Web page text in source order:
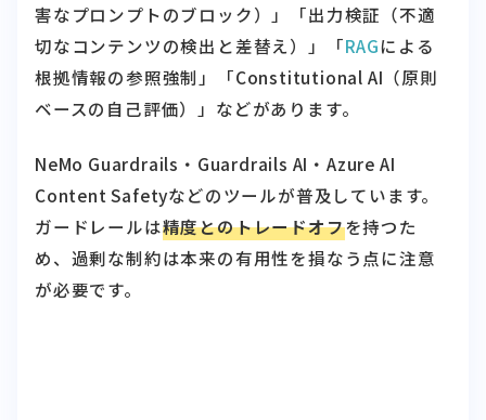
害なプロンプトのブロック）」「出力検証（不適
切なコンテンツの検出と差替え）」「RAGによる
根拠情報の参照強制」「Constitutional AI（原則
ベースの自己評価）」などがあります。
NeMo Guardrails・Guardrails AI・Azure AI
Content Safetyなどのツールが普及しています。
ガードレールは精度とのトレードオフを持つた
め、過剰な制約は本来の有用性を損なう点に注意
が必要です。